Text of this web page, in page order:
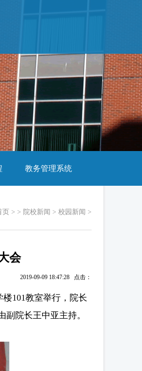
教务管理系统
页 > > 院校新闻 > 校园新闻 >
会
2019-09-09 18:47:28 点击：
101教室举行，院长
院长王中亚主持。